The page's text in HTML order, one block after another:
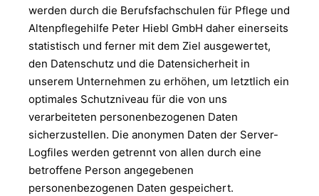
werden durch die Berufsfachschulen für Pflege und
Altenpflegehilfe Peter Hiebl GmbH daher einerseits
statistisch und ferner mit dem Ziel ausgewertet,
den Datenschutz und die Datensicherheit in
unserem Unternehmen zu erhöhen, um letztlich ein
optimales Schutzniveau für die von uns
verarbeiteten personenbezogenen Daten
sicherzustellen. Die anonymen Daten der Server-
Logfiles werden getrennt von allen durch eine
betroffene Person angegebenen
personenbezogenen Daten gespeichert.